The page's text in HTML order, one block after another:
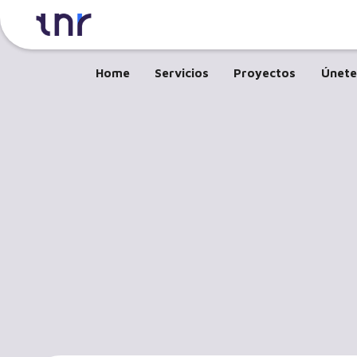
Home Servicios Proyectos Únete